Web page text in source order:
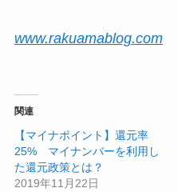
www.rakuamablog.com
関連
【マイナポイント】還元率
25% マイナンバーを利用し
た還元政策とは？
2019年11月22日